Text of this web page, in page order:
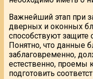
Важнейший этап при
дверных и оконных
способствуют защите
Понятно, что данные
заблаговременно,
естественно, проемы
подготовить